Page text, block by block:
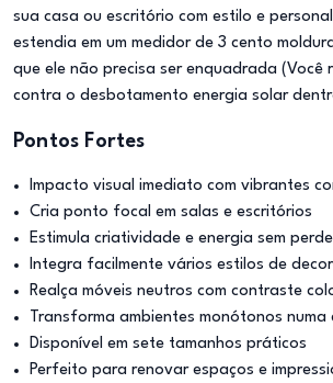
sua casa ou escritório com estilo e
estendia em um medidor de 3 cento
que ele não precisa ser enquadrada
contra o desbotamento energia solar
Pontos Fortes
Impacto visual imediato com vibrantes
Cria ponto focal em salas e escritórios
Estimula criatividade e energia sem
Integra facilmente vários estilos de
Realça móveis neutros com contraste
Transforma ambientes monótonos
Disponível em sete tamanhos práticos
Perfeito para renovar espaços e